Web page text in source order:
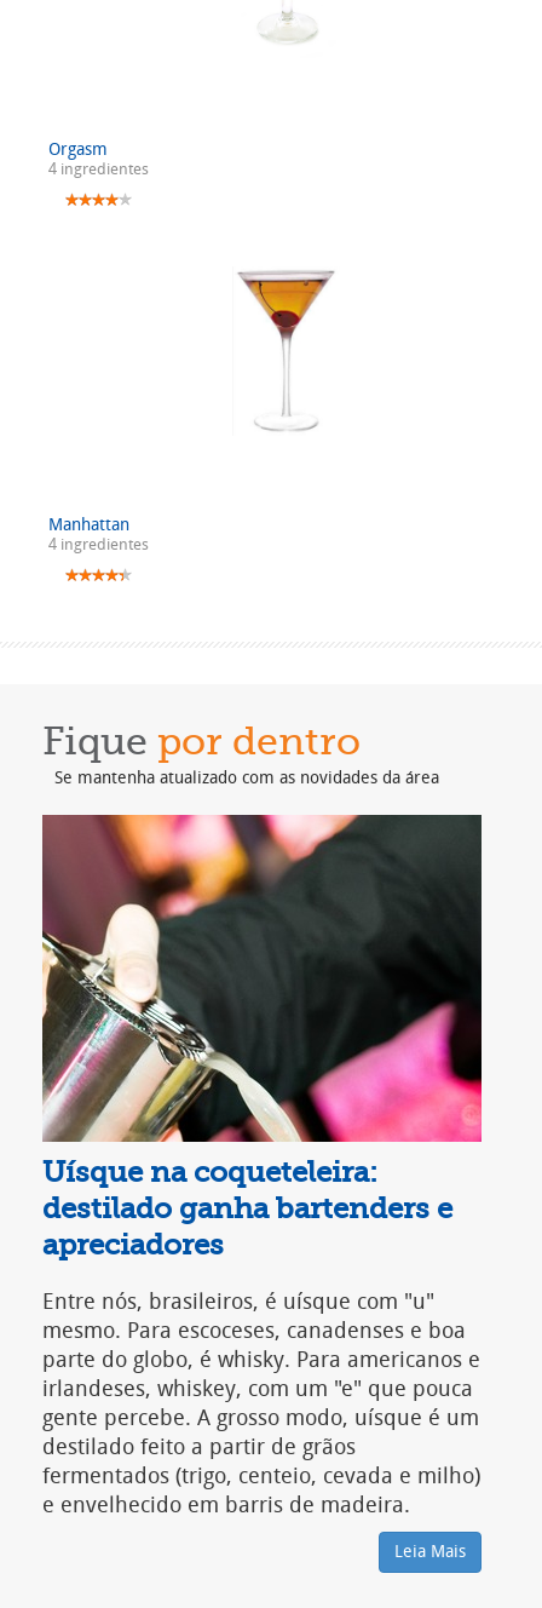
Orgasm
4 ingredientes
Manhattan
4 ingredientes
Fique por dentro
Se mantenha atualizado com as novidades da área
Uísque na coqueteleira:
destilado ganha bartenders e
apreciadores
Entre nós, brasileiros, é uísque com "u"
mesmo. Para escoceses, canadenses e boa
parte do globo, é whisky. Para americanos e
irlandeses, whiskey, com um "e" que pouca
gente percebe. A grosso modo, uísque é um
destilado feito a partir de grãos
fermentados (trigo, centeio, cevada e milho)
e envelhecido em barris de madeira.
Leia Mais